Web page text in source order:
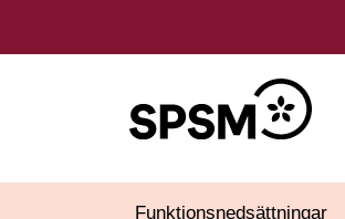
Funktionsnedsättningar